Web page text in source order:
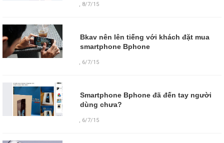
, 8/7/15
Bkav nên lên tiếng với khách đặt mua
smartphone Bphone
, 6/7/15
Smartphone Bphone đã đến tay người
dùng chưa?
, 6/7/15